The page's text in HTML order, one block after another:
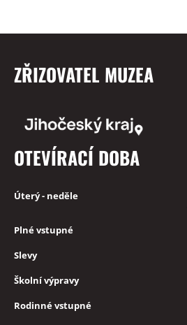
ZŘIZOVATEL MUZEA
OTEVÍRACÍ DOBA
Úterý - neděle
Plné vstupné
Slevy
Školní výpravy
Rodinné vstupné